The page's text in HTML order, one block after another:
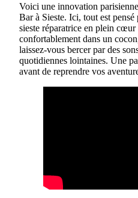
Voici une innovation
Bar à Sieste. Ici, tout est
sieste réparatrice en plein
confortablement dans un
laissez-vous bercer par des
quotidiennes lointaines. Une
avant de reprendre vos